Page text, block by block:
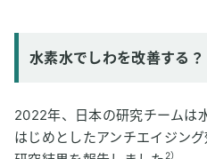
水素水でしわを改善する？
2022年、日本の研究チームは
はじめとしたアンチエイジン
2）